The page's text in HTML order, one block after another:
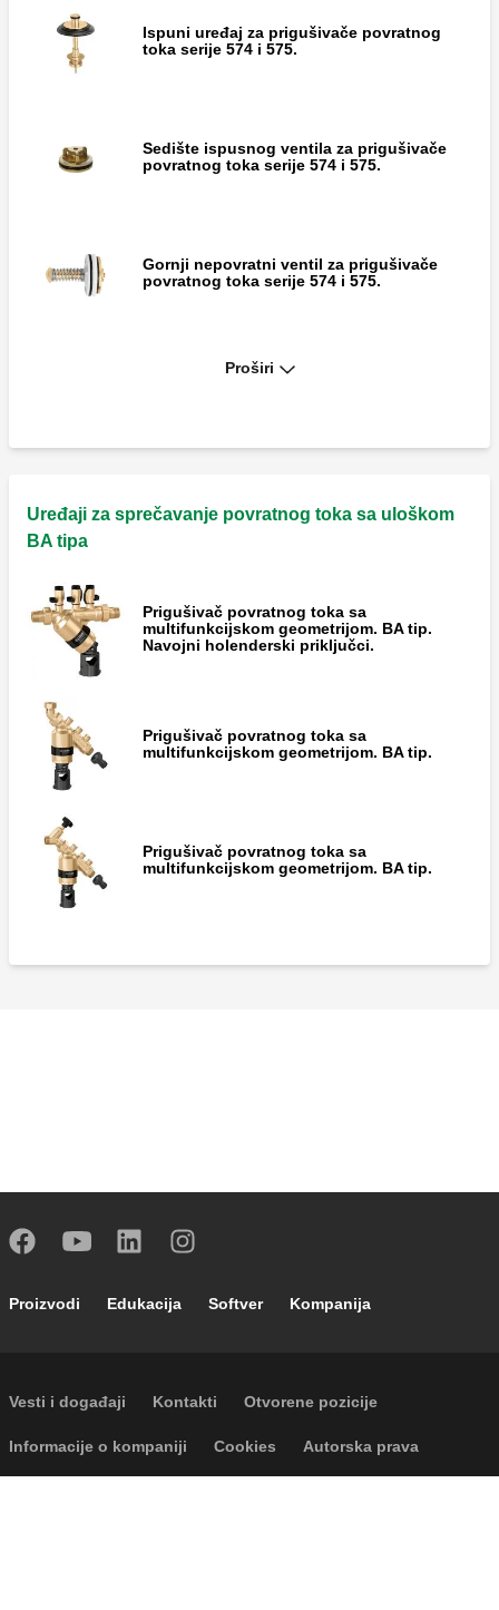
Ispuni uređaj za prigušivače povratnog
toka serije 574 i 575.
Sedište ispusnog ventila za prigušivače
povratnog toka serije 574 i 575.
Gornji nepovratni ventil za prigušivače
povratnog toka serije 574 i 575.
Donji nepovratni ventil za prigušivače
serije 575.
Sedište ispusnog ventila za prigušivač
povratnog toka serije 575.
Gornji nepovratni ventil za prigušivač
povratnog toka serije 575.
Donji nepovratni ventil za prigušivač
povratnog toka serije 575.
Proširi
Uređaji za sprečavanje povratnog toka sa uloškom
BA tipa
Prigušivač povratnog toka sa
multifunkcijskom geometrijom. BA tip.
Navojni holenderski priključci.
Prigušivač povratnog toka sa
multifunkcijskom geometrijom. BA tip.
Prigušivač povratnog toka sa
multifunkcijskom geometrijom. BA tip.
Footer main navigation
Proizvodi Edukacija Softver Kompanija
Footer secondary navigation
Vesti i događaji Kontakti Otvorene pozicije
Footer menu
Informacije o kompaniji Cookies Autorska prava